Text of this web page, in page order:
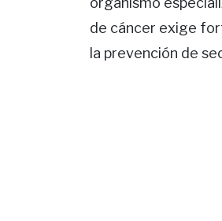
de cáncer exige
la prevención de